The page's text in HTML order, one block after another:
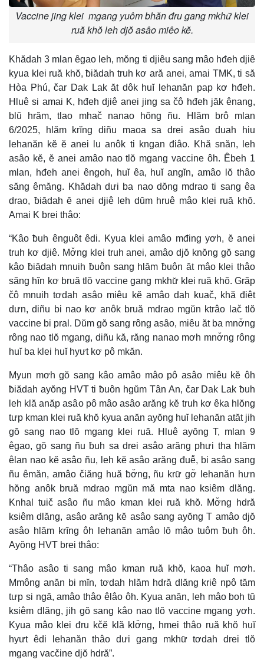
Vaccine jing klei mgang yuôm bhăn đru gang mkhư̆ klei
ruă khŏ leh djŏ asâo miêo kĕ.
Khădah 3 mlan êgao leh, mŏng ti djiêu sang mâo hđeh djiê
kyua klei ruă khŏ, ƀiădah truh kơ ară anei, amai TMK, ti să
Hòa Phú, čar Dak Lak ăt dôk huĭ lehanăn pap kơ hđeh.
Hluê si amai K, hđeh djiê anei jing sa čô hđeh jăk ênang,
blŭ hrăm, tlao mhač nanao hŏng ñu. Hlăm brô mlan
6/2025, hlăm krĭng diñu maoa sa drei asâo duah hiu
lehanăn kĕ ĕ anei lu anôk ti kngan điâo. Khă snăn, leh
asâo kĕ, ĕ anei amâo nao tlŏ mgang vaccine ôh. Êbeh 1
mlan, hđeh anei êngoh, huĭ êa, huĭ angĭn, amâo lŏ thâo
săng êmăng. Khădah dưi ba nao dŏng mdrao ti sang êa
drao, ƀiădah ĕ anei djiê leh dŭm hruê mâo klei ruă khŏ.
Amai K brei thâo:
“Kâo ƀuh ênguôt êdi. Kyua klei amâo mđing yơh, ĕ anei
truh kơ djiê. Mơ̆ng klei truh anei, amâo djŏ knŏng gŏ sang
kâo ƀiădah mnuih ƀuôn sang hlăm ƀuôn ăt mâo klei thâo
săng hĭn kơ bruă tlŏ vaccine gang mkhư̆ klei ruă khŏ. Grăp
čô mnuih tơdah asâo miêu kĕ amâo dah kuač, khă điêt
dưn, diñu bi nao kơ anôk bruă mdrao mgŭn ktrâo lač tlŏ
vaccine bi pral. Dŭm gŏ sang rông asâo, miêu ăt ba mnơ̆ng
rông nao tlŏ mgang, diñu kă, răng nanao mơh mnơ̆ng rông
huĭ ba klei huĭ hyưt kơ pô mkăn.
Myun mơh gŏ sang kâo amâo mâo pô asâo miêu kĕ ôh
ƀiădah ayŏng HVT ti ƀuôn hgŭm Tân An, čar Dak Lak ƀuh
leh klă anăp asâo pô mâo asâo arăng kĕ truh kơ êka hlŏng
tưp kman klei ruă khŏ kyua anăn ayŏng huĭ lehanăn atăt jih
gŏ sang nao tlŏ mgang klei ruă. Hluê ayŏng T, mlan 9
êgao, gŏ sang ñu ƀuh sa drei asâo arăng phưi tha hlăm
êlan nao kĕ asâo ñu, leh kĕ asâo arăng đuê̆, bi asâo sang
ñu êmăn, amâo čiăng huă ƀơ̆ng, ñu krư̆ gơ̆ lehanăn hưn
hŏng anôk bruă mdrao mgŭn mă mta nao ksiêm dlăng.
Knhal tuič asâo ñu mâo kman klei ruă khŏ. Mơ̆ng hdră
ksiêm dlăng, asâo arăng kĕ asâo sang ayŏng T amâo djŏ
asâo hlăm krĭng ôh lehanăn amâo lŏ mâo tuôm ƀuh ôh.
Ayŏng HVT brei thâo:
“Thâo asâo ti sang mâo kman ruă khŏ, kaoa huĭ mơh.
Mmông anăn bi mĭn, tơdah hlăm hdră dlăng kriê npô tăm
tưp si ngă, amâo thâo êlâo ôh. Kyua anăn, leh mâo boh tŭ
ksiêm dlăng, jih gŏ sang kâo nao tlŏ vaccine mgang yơh.
Kyua mâo klei đru kčĕ klă klơ̆ng, hmei thâo ruă khŏ huĭ
hyưt êdi lehanăn thâo dưi gang mkhư̆ tơdah drei tlŏ
mgang vacčine djŏ hdră”.